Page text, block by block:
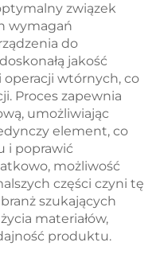
związek
wymagań
do
jakość
wtórnych, co
Proces zapewnia
umożliwiając
element, co
i poprawić
możliwość
części czyni tę
szukających
materiałów,
produktu.